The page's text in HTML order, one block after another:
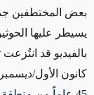
بعض المختطفين
يسيطر عليها
كانون الأول/ديسمبر 2024، اختطف الحوثيون